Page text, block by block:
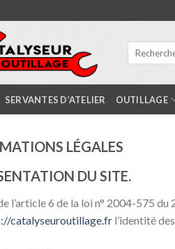
SERVANTES D’ATELIER OUTILLAGE
LÉGALES
DU SITE.
l’article 6 de la loi n° 2004-575
catalyseuroutillage.fr l’identité